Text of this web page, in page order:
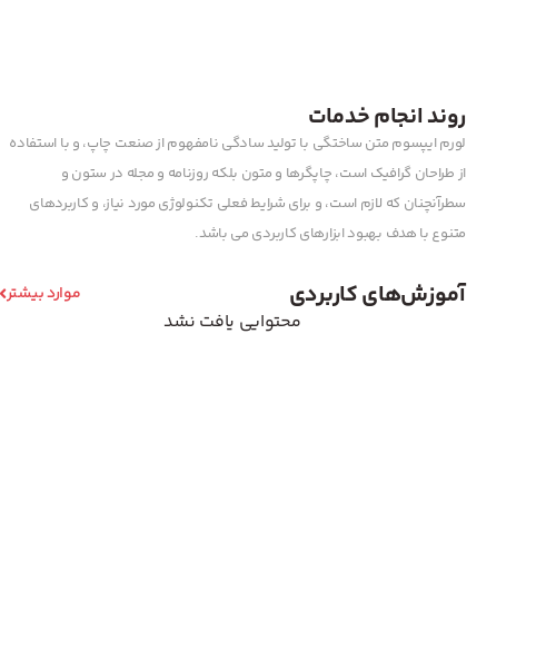
روند انجام خدمات
لورم ایپسوم متن ساختگی با تولید سادگی نامفهوم از صنعت چاپ، و با استفاده
از طراحان گرافیک است، چاپگرها و متون بلکه روزنامه و مجله در ستون و
سطرآنچنان که لازم است، و برای شرایط فعلی تکنولوژی مورد نیاز، و کاربردهای
متنوع با هدف بهبود ابزارهای کاربردی می باشد.
آموزش‌های کاربردی موارد بیشتر
محتوایی یافت نشد